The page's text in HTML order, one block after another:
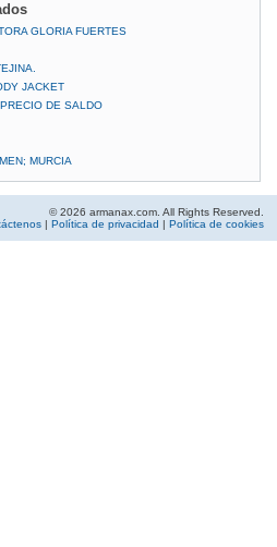
GLORIA FUERTES
JACKET
DE SALDO
MURCIA
© 2026 armanax.com. All Rights Reserved.
Política de privacidad Política de cookies